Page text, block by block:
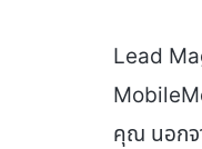
Lead
คุณ นอกจ